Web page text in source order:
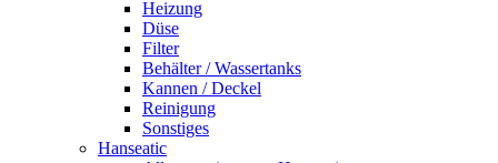
Heizung
Düse
Filter
Behälter / Wassertanks
Kannen / Deckel
Reinigung
Sonstiges
Hanseatic